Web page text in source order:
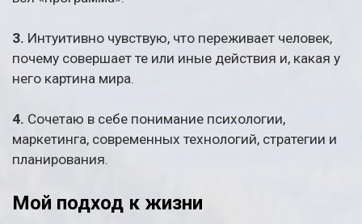
3. Интуитивно чувствую, что переживает человек,
почему совершает те или иные действия и, какая у
него картина мира.
4. Сочетаю в себе понимание психологии,
маркетинга, современных технологий, стратегии и
планирования.
Мой подход к жизни